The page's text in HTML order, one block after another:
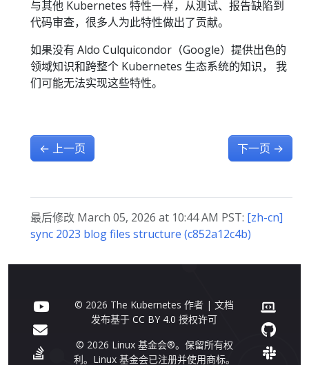
与其他 Kubernetes 特性一样，从测试、报告缺陷到
代码审查，很多人为此特性做出了贡献。
如果没有 Aldo Culquicondor（Google）提供出色的
领域知识和跨整个 Kubernetes 生态系统的知识， 我
们可能无法实现这些特性。
← 上一页 下一页 →
最后修改 March 05, 2026 at 10:44 AM PST: [zh-cn]
sync 2023 blog files structure (c852a12c4b)
© 2026 The Kubernetes 作者 | 文档
发布基于CC BY 4.0 授权许可
© 2026 Linux 基金会®。保留所有权
利。Linux 基金会已注册并使用商标。